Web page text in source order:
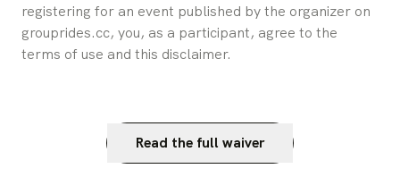
registering for an event published by the organizer on
grouprides.cc, you, as a participant, agree to the
terms of use and this disclaimer.
Read the full waiver